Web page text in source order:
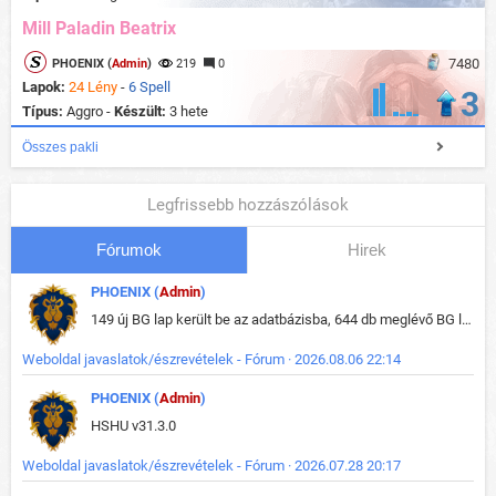
Mill Paladin Beatrix
7480
PHOENIX (Admin) 219 0
Lapok: 24 Lény - 6 Spell
Típus: Aggro - Készült: 3 hete 3
Összes pakli
Legfrissebb hozzászólások
Fórumok Hirek
PHOENIX (Admin)
149 új BG lap került be az adatbázisba, 644 db meglévő BG lap módosult, bekerültek az új képek a megváltozott lapokhoz is.
Weboldal javaslatok/észrevételek - Fórum · 2026.08.06 22:14
PHOENIX (Admin)
HSHU v31.3.0
Weboldal javaslatok/észrevételek - Fórum · 2026.07.28 20:17